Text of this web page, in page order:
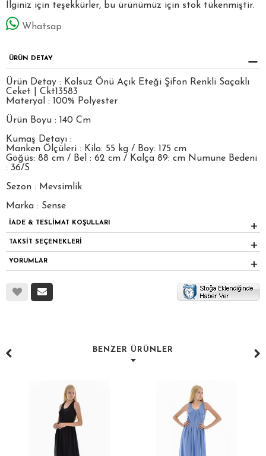
İlginiz için teşekkürler, bu ürünümüz için stok tükenmiştir.
Whatsap
ÜRÜN DETAY
Ürün Detay : Kolsuz Önü Açık Eteği Şifon Renkli Saçaklı
Ceket | Ckt13583
Materyal : 100% Polyester
Ürün Boyu : 140 Cm
Kumaş Detayı :
Manken Ölçüleri : Kilo: 55 kg / Boy: 175 cm
Göğüs: 88 cm / Bel : 62 cm / Kalça 89: cm Numune Bedeni
: 36/S
Sezon : Mevsimlik
Marka : Sense
İADE & TESLİMAT KOŞULLARI
TAKSİT SEÇENEKLERİ
YORUMLAR
BENZER ÜRÜNLER